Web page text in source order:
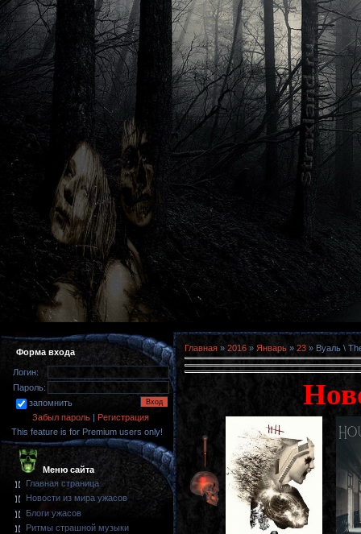
Форма входа
Логин:
Пароль:
запомнить
Забыл пароль | Регистрация
This feature is for Premium users only!
Меню сайта
Главная страница
Новости из мира ужасов
Блоги ужасов
Ритмы страшной музыки
Главная » 2016 » Январь » 23 » Вуаль \